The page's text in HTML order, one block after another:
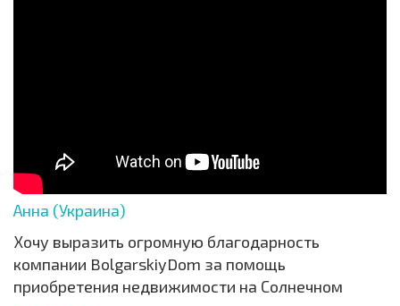
Анна (Украина)
Хочу выразить огромную благодарность
компании BolgarskiyDom за помощь
приобретения недвижимости на Солнечном